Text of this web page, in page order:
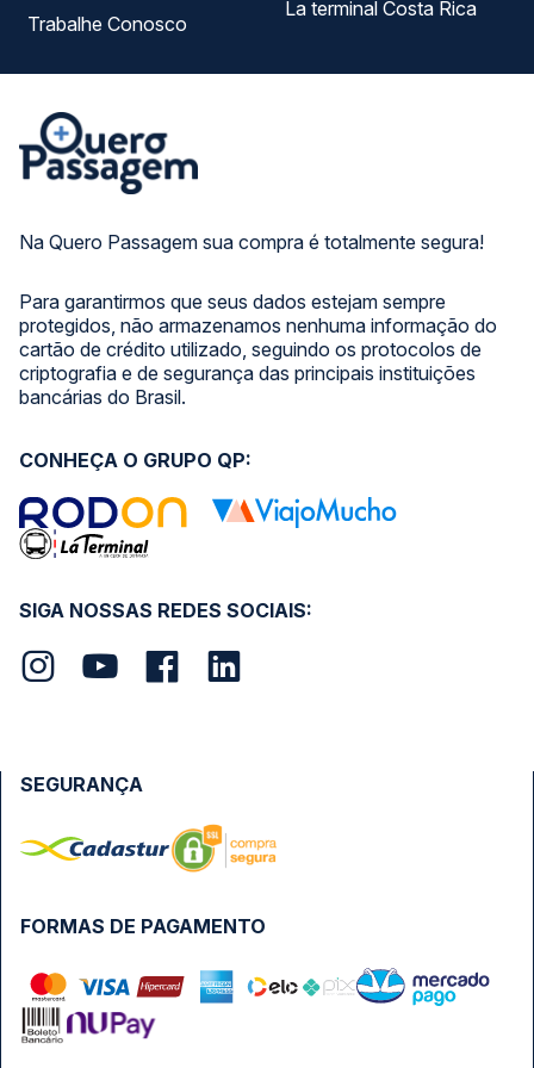
Na Quero Passagem sua compra é totalmente segura!
Para garantirmos que seus dados estejam sempre
protegidos, não armazenamos nenhuma informação do
cartão de crédito utilizado, seguindo os protocolos de
criptografia e de segurança das principais instituições
bancárias do Brasil.
Trabalhe Conosco
La terminal Costa Rica
SIGA NOSSAS REDES SOCIAIS:
CONHEÇA O GRUPO QP:
FORMAS DE PAGAMENTO
SEGURANÇA